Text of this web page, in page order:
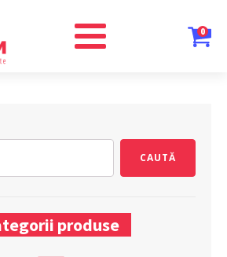
0
CAUTĂ
produse